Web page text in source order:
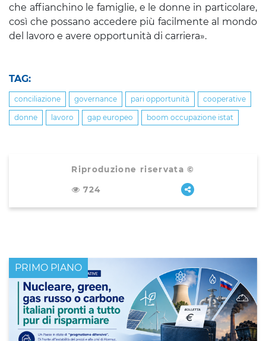
che affianchino le famiglie, e le donne in particolare,
così che possano accedere più facilmente al mondo
del lavoro e avere opportunità di carriera».
TAG:
conciliazione governance pari opportunità cooperative
donne lavoro gap europeo boom occupazione istat
Riproduzione riservata ©
724
PRIMO PIANO